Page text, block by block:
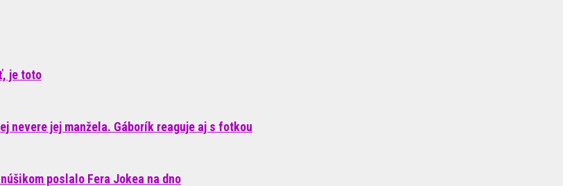
je toto
nevere jej manžela. Gáborík reaguje aj s fotkou
poslalo Fera Jokea na dno